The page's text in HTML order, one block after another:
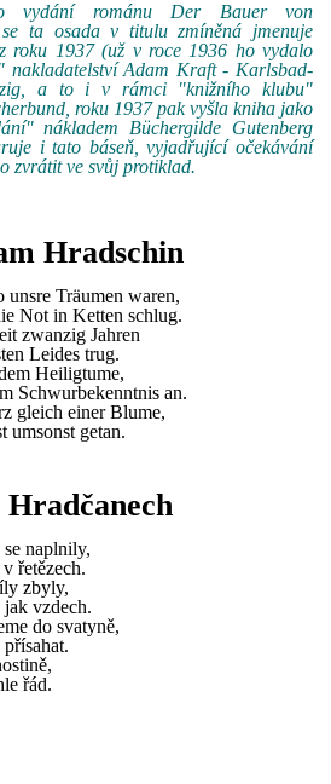
vydání románu Der Bauer von
se ta osada v titulu zmíněná jmenuje
roku 1937 (už v roce 1936 ho vydalo
nakladatelství Adam Kraft - Karlsbad-
a to i v rámci "knižního klubu"
roku 1937 pak vyšla kniha jako
nákladem Büchergilde Gutenberg
i tato báseň, vyjadřující očekávání
zvrátit ve svůj protiklad.
Hradschin
Träumen waren,
Not in Ketten schlug.
zwanzig Jahren
Leides trug.
Heiligtume,
Schwurbekenntnis an.
gleich einer Blume,
umsonst getan.
naplnily,
řetězech.
zbyly,
vzdech.
do svatyně,
řád.